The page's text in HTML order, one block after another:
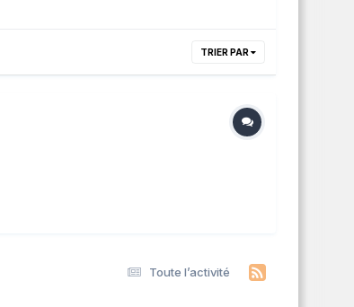
TRIER PAR
Toute l’activité